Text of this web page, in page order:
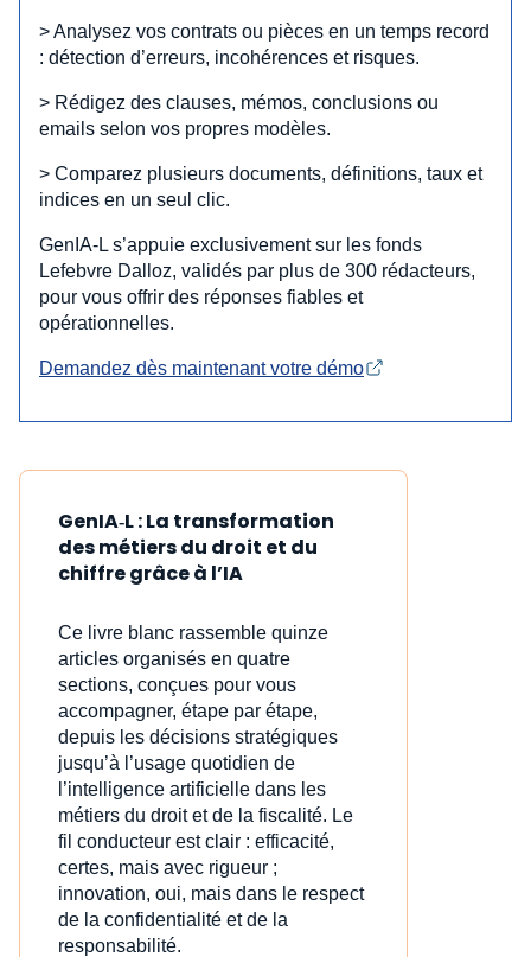
> Analysez vos contrats ou pièces en un temps record
: détection d’erreurs, incohérences et risques.
> Rédigez des clauses, mémos, conclusions ou
emails selon vos propres modèles.
> Comparez plusieurs documents, définitions, taux et
indices en un seul clic.
GenIA‑L s’appuie exclusivement sur les fonds
Lefebvre Dalloz, validés par plus de 300 rédacteurs,
pour vous offrir des réponses fiables et
opérationnelles.
Demandez dès maintenant votre démo
GenIA‑L : La transformation
des métiers du droit et du
chiffre grâce à l’IA
Ce livre blanc rassemble quinze
articles organisés en quatre
sections, conçues pour vous
accompagner, étape par étape,
depuis les décisions stratégiques
jusqu’à l’usage quotidien de
l’intelligence artificielle dans les
métiers du droit et de la fiscalité. Le
fil conducteur est clair : efficacité,
certes, mais avec rigueur ;
innovation, oui, mais dans le respect
de la confidentialité et de la
responsabilité.